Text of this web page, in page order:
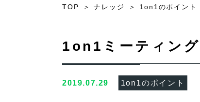
TOP ナレッジ 1on1のポイント
1on1ミーティン
2019.07.29 1on1のポイント